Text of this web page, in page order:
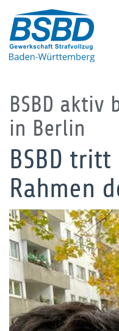
BSBD
in Berlin
BSBD
Rahmen